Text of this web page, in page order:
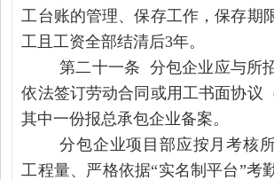
工台账的管理、保存工作，保存期
工且工资全部结清后3年。
第二十一条 分包企业应与所
依法签订劳动合同或用工书面协议
其中一份报总承包企业备案。
分包企业项目部应按月考核
工程量、严格依据“实名制平台”考